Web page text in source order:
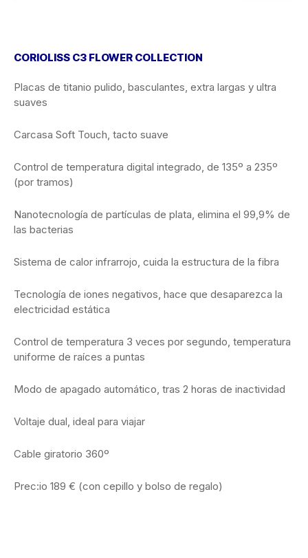
CORIOLISS C3 FLOWER COLLECTION
Placas de titanio pulido, basculantes, extra largas y ultra
suaves
Carcasa Soft Touch, tacto suave
Control de temperatura digital integrado, de 135º a 235º
(por tramos)
Nanotecnología de partículas de plata, elimina el 99,9% de
las bacterias
Sistema de calor infrarrojo, cuida la estructura de la fibra
Tecnología de iones negativos, hace que desaparezca la
electricidad estática
Control de temperatura 3 veces por segundo, temperatura
uniforme de raíces a puntas
Modo de apagado automático, tras 2 horas de inactividad
Voltaje dual, ideal para viajar
Cable giratorio 360º
Prec:io 189 € (con cepillo y bolso de regalo)